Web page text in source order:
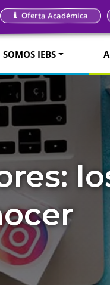
Oferta Académica
SOMOS IEBS